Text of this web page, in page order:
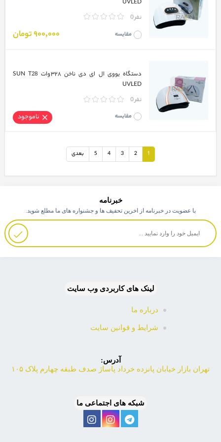
UVLED
0 نفر
مقایسه 900,000 تومان
دستگاه یووی ال ای دی ناخن ۳۲۸وات SUN T28
UVLED
0 نفر
مقایسه ناموجود
1
2
3
4
5 بعدی
خبرنامه
با عضویت در خبرنامه از اخرین تحفیف ها و جشنواره های ما مطلع شوید.
لینک های کاربردی وب سایت
درباره ما
شرایط و قوانین سایت
آدرس:
تهران بازار خیابان پانزده خرداد پاساژ صدف طبقه چهارم پلاک ۱۰۵
شبکه های اجتماعی ما